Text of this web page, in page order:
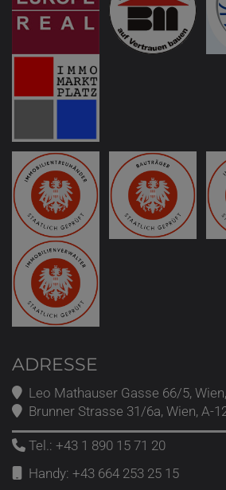
ADRESSE
Leo Mathauser Gasse 66/5,
Brunner Strasse 31/6a, Wien, A-
Tel.: +43 1 890 15 71 20
Handy: +43 664 253 25 15